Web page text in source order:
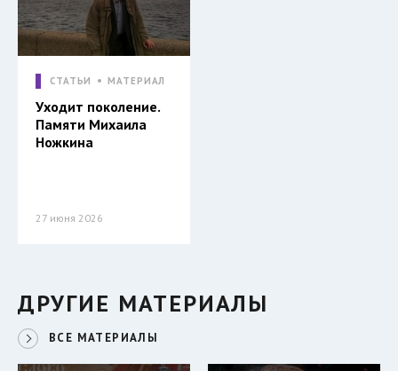
СТАТЬИ МАТЕРИАЛ
Уходит поколение.
Памяти Михаила
Ножкина
27 июня 2026
ДРУГИЕ МАТЕРИАЛЫ
ВСЕ МАТЕРИАЛЫ